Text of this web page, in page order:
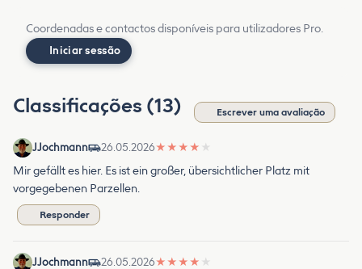
Coordenadas e contactos disponíveis para utilizadores Pro.
Iniciar sessão
Classificações (13) Escrever uma avaliação
JJochmann 26.05.2026★ ★ ★ ★ ★
Mir gefällt es hier. Es ist ein großer, übersichtlicher Platz mit
vorgegebenen Parzellen.
Responder
JJochmann 26.05.2026★ ★ ★ ★ ★